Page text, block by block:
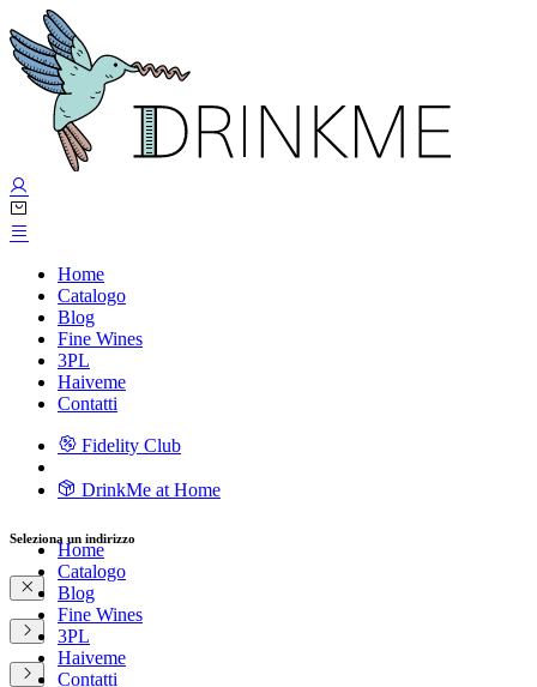
Home
Catalogo
Blog
Fine Wines
3PL
Haiveme
Contatti
Fidelity Club
DrinkMe at Home
Home
Catalogo
Blog
Fine Wines
3PL
Haiveme
Contatti
Seleziona un indirizzo